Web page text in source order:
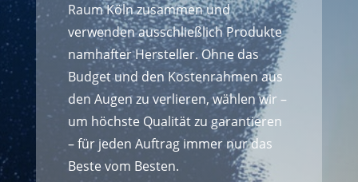
Raum Köln zusammen und
verwenden ausschließlich Produkte
namhafter Hersteller. Ohne das
Budget und den Kostenrahmen aus
den Augen zu verlieren, wählen wir –
um höchste Qualität zu garantieren
– für jeden Auftrag immer nur das
Beste vom Besten.